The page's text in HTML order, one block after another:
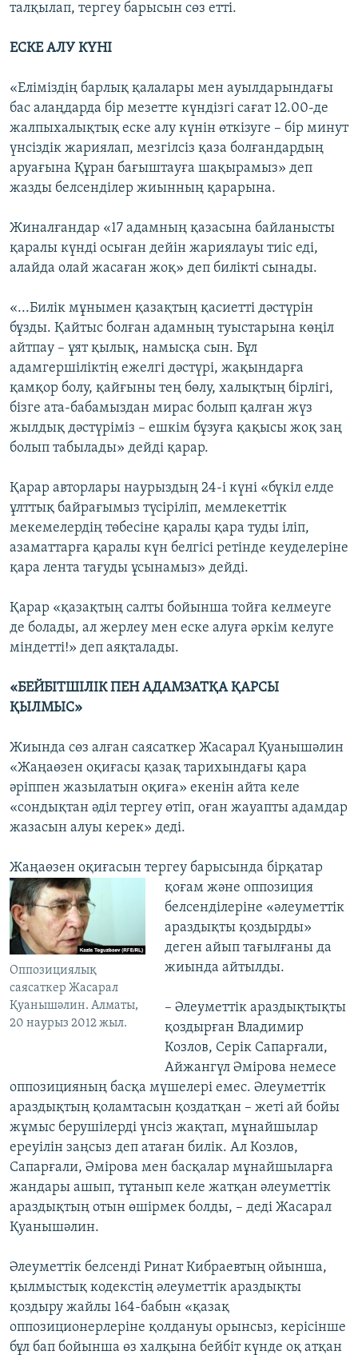
талқылап, тергеу барысын сөз етті.
ЕСКЕ АЛУ КҮНІ
«Еліміздің барлық қалалары мен ауылдарындағы
бас алаңдарда бір мезетте күндізгі сағат 12.00-де
жалпыхалықтық еске алу күнін өткізуге – бір минут
үнсіздік жариялап, мезгілсіз қаза болғандардың
аруағына Құран бағыштауға шақырамыз» деп
жазды белсенділер жиынның қарарына.
Жиналғандар «17 адамның қазасына байланысты
қаралы күнді осыған дейін жариялауы тиіс еді,
алайда олай жасаған жоқ» деп билікті сынады.
«...Билік мұнымен қазақтың қасиетті дәстүрін
бұзды. Қайтыс болған адамның туыстарына көңіл
айтпау – ұят қылық, намысқа сын. Бұл
адамгершіліктің ежелгі дәстүрі, жақындарға
қамқор болу, қайғыны тең бөлу, халықтың бірлігі,
бізге ата-бабамыздан мирас болып қалған жүз
жылдық дәстүріміз – ешкім бұзуға қақысы жоқ заң
болып табылады» дейді қарар.
Қарар авторлары наурыздың 24-і күні «бүкіл елде
ұлттық байрағымыз түсіріліп, мемлекеттік
мекемелердің төбесіне қаралы қара туды іліп,
азаматтарға қаралы күн белгісі ретінде кеуделеріне
қара лента тағуды ұсынамыз» дейді.
Қарар «қазақтың салты бойынша тойға келмеуге
де болады, ал жерлеу мен еске алуға әркім келуге
міндетті!» деп аяқталады.
«БЕЙБІТШІЛІК ПЕН АДАМЗАТҚА ҚАРСЫ
ҚЫЛМЫС»
Жиында сөз алған саясаткер Жасарал Қуанышәлин
«Жаңаөзен оқиғасы қазақ тарихындағы қара
әріппен жазылатын оқиға» екенін айта келе
«сондықтан әділ тергеу өтіп, оған жауапты адамдар
жазасын алуы керек» деді.
Жаңаөзен оқиғасын тергеу барысында бірқатар
қоғам және оппозиция
Оппозициялық
саясаткер Жасарал
Қуанышәлин. Алматы,
20 наурыз 2012 жыл.
белсенділеріне «әлеуметтік
араздықты қоздырды»
деген айып тағылғаны да
жиында айтылды.
– Әлеуметтік араздықтықты
қоздырған Владимир
Козлов, Серік Сапарғали,
Айжангүл Әмірова немесе
оппозицияның басқа мүшелері емес. Әлеуметтік
араздықтың қоламтасын қоздатқан – жеті ай бойы
жұмыс берушілерді үнсіз жақтап, мұнайшылар
ереуілін заңсыз деп атаған билік. Ал Козлов,
Сапарғали, Әмірова мен басқалар мұнайшыларға
жандары ашып, тұтанып келе жатқан әлеуметтік
араздықтың отын өшірмек болды, – деді Жасарал
Қуанышәлин.
Әлеуметтік белсенді Ринат Кибраевтың ойынша,
қылмыстық кодекстің әлеуметтік араздықты
қоздыру жайлы 164-бабын «қазақ
оппозиционерлеріне қолдануы орынсыз, керісінше
бұл бап бойынша өз халқына бейбіт күнде оқ атқан